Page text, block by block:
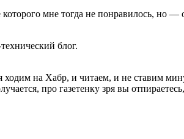
мне тогда не понравилось, но
блог.
на Хабр, и читаем, и не ставим
про газетенку зря вы